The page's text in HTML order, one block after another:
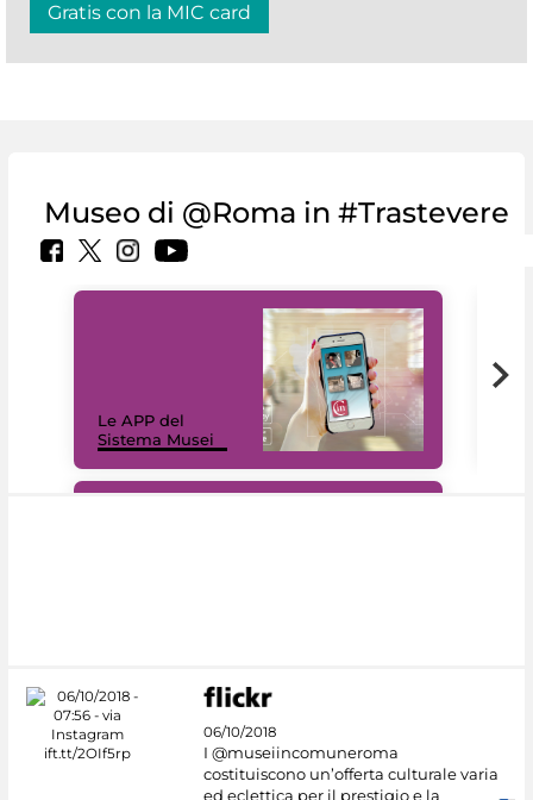
Gratis con la MIC card
Museo di @Roma in #Trastevere
Le APP del
Sistema Musei
06/10/2018
I @museiincomuneroma
costituiscono un’offerta culturale varia
ed eclettica per il prestigio e la